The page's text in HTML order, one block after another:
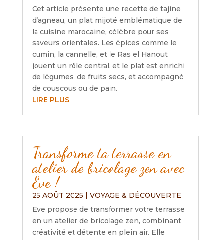
Cet article présente une recette de tajine
d’agneau, un plat mijoté emblématique de
la cuisine marocaine, célèbre pour ses
saveurs orientales. Les épices comme le
cumin, la cannelle, et le Ras el Hanout
jouent un rôle central, et le plat est enrichi
de légumes, de fruits secs, et accompagné
de couscous ou de pain.
LIRE PLUS
Transforme ta terrasse en
atelier de bricolage zen avec
Eve !
25 AOÛT 2025
VOYAGE & DÉCOUVERTE
Eve propose de transformer votre terrasse
en un atelier de bricolage zen, combinant
créativité et détente en plein air. Elle